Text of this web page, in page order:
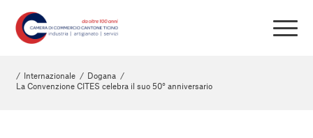
/ Internazionale / Dogana /
La Convenzione CITES celebra il suo 50° anniversario